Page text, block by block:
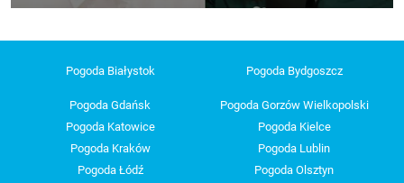
Pogoda Białystok Pogoda Bydgoszcz
Pogoda Gdańsk
Pogoda Gorzów Wielkopolski
Pogoda Katowice
Pogoda Kielce
Pogoda Kraków
Pogoda Lublin
Pogoda Łódź
Pogoda Olsztyn